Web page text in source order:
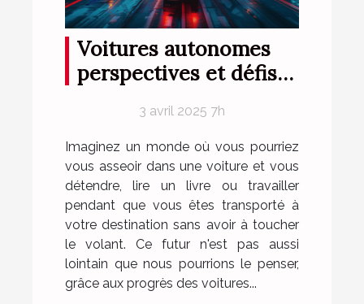
Voitures autonomes
perspectives et défis
3 avril 2025 7h
Imaginez un monde où vous pourriez
vous asseoir dans une voiture et vous
détendre, lire un livre ou travailler
pendant que vous êtes transporté à
votre destination sans avoir à toucher
le volant. Ce futur n'est pas aussi
lointain que nous pourrions le penser,
grâce aux progrès des voitures...